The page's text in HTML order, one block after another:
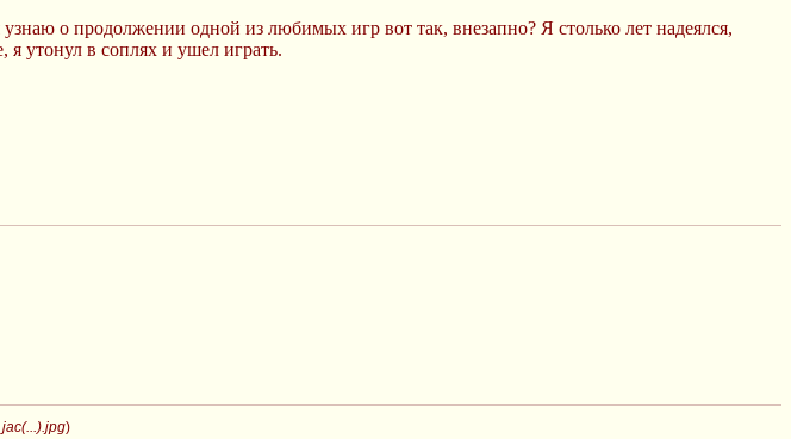
о продолжении одной из любимых игр вот так, внезапно? Я столько лет надеялся,
утонул в соплях и ушел играть.
)